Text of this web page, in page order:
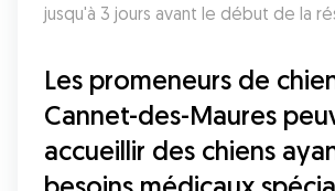
jusqu'à 3 jours avant le début de la
Les promeneurs de
Cannet-des-Maures
accueillir des chiens